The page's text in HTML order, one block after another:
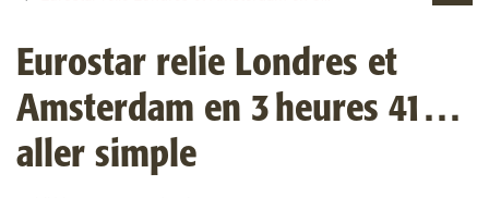
Eurostar relie Londres et
Amsterdam en 3 heures 41…
aller simple